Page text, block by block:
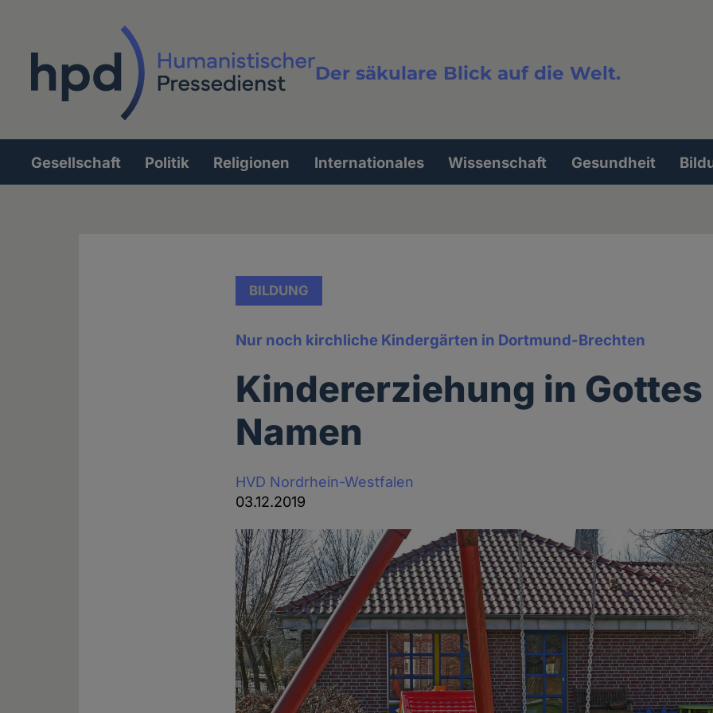
Der säkulare Blick auf die Welt.
Volltextsuche
Hauptnavigation
Gesellschaft Politik Religionen Internationales Wissenschaft Gesundheit
BILDUNG
Nur noch kirchliche Kindergärten in Dortmund-Brechten
Kindererziehung in Gottes
Namen
HVD Nordrhein-Westfalen
03.12.2019